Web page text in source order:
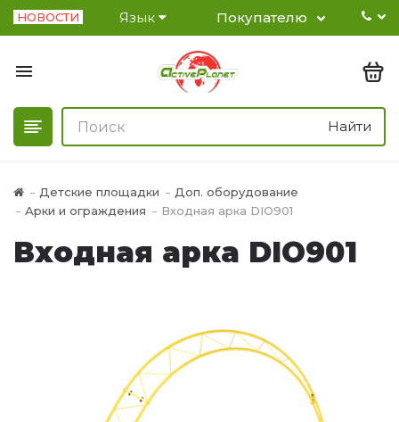
НОВОСТИ Язык Покупателю
Найти
Детские площадки
Доп. оборудование
Арки и ограждения
Входная арка DIO901
Входная арка DIO901